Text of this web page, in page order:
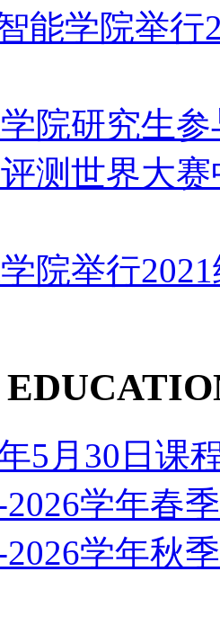
能学院举
院研究生
测世界大
院举行
5月30日课
2026学年春
2026学年秋